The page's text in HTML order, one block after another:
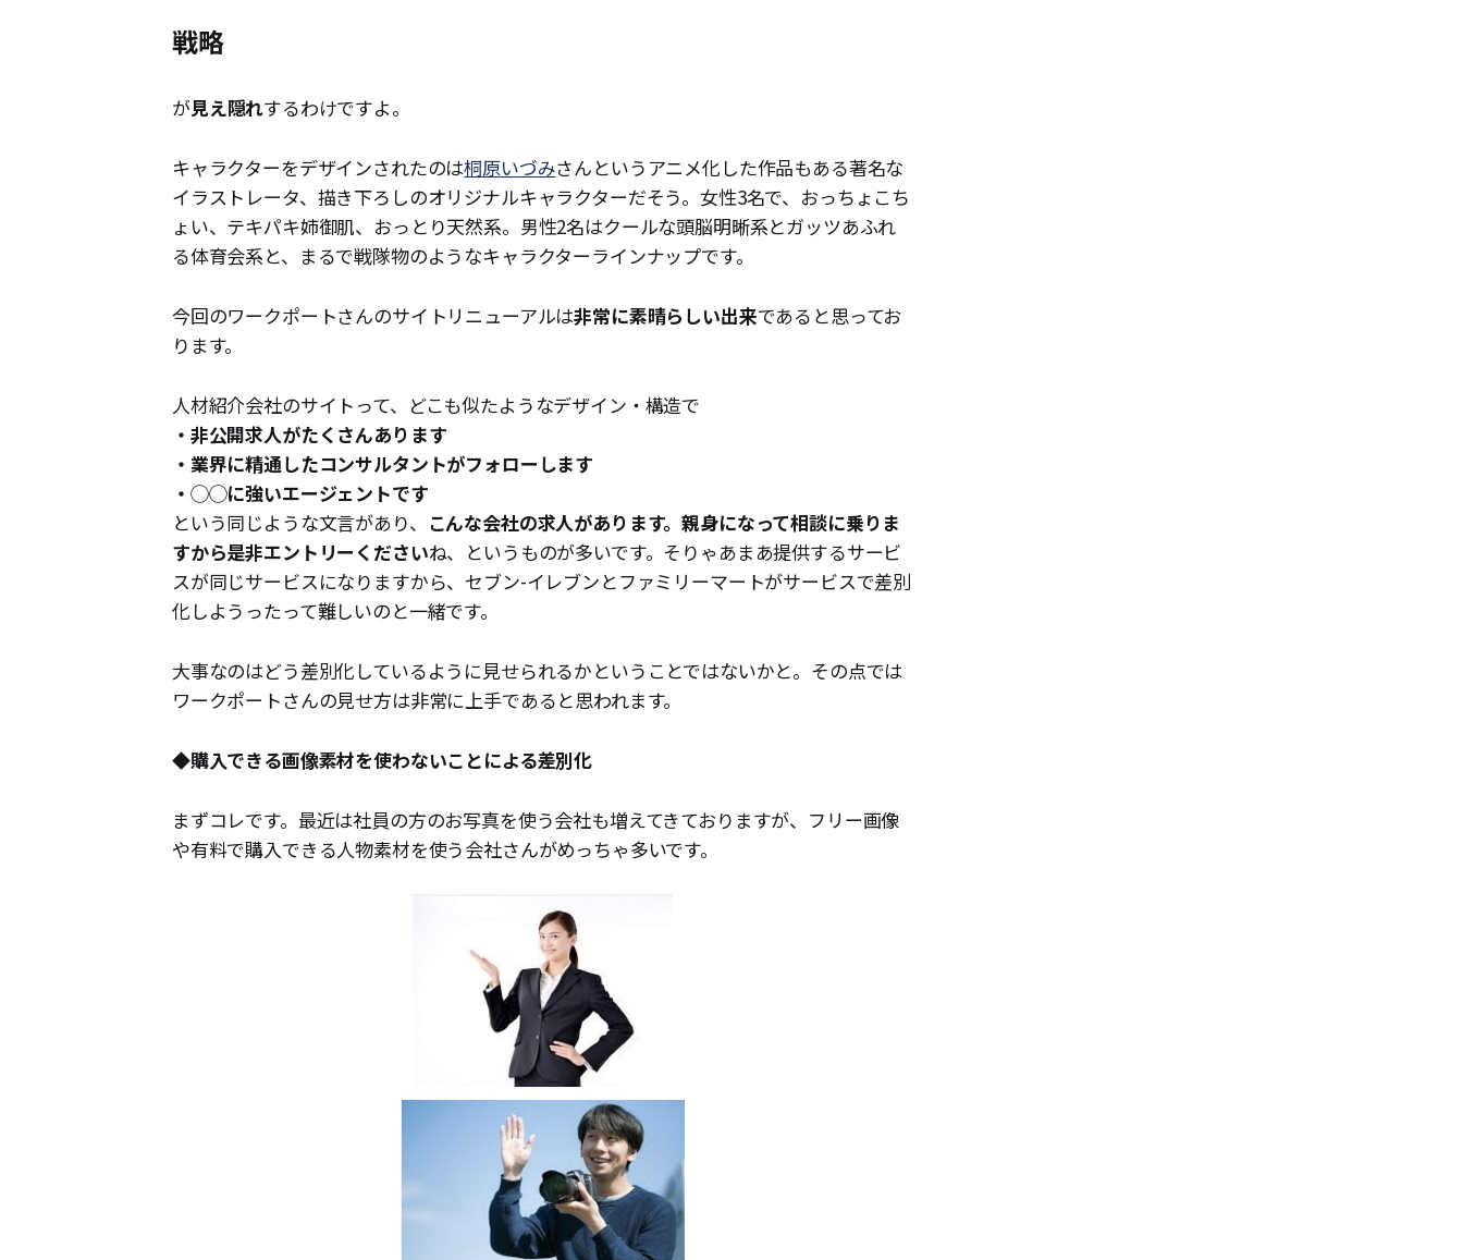
戦略
が見え隠れするわけですよ。
キャラクターをデザインされたのは桐原いづみさんというアニメ化した作品もある著名な
イラストレータ、描き下ろしのオリジナルキャラクターだそう。女性3名で、おっちょこち
ょい、テキパキ姉御肌、おっとり天然系。男性2名はクールな頭脳明晰系とガッツあふれ
る体育会系と、まるで戦隊物のようなキャラクターラインナップです。
今回のワークポートさんのサイトリニューアルは非常に素晴らしい出来であると思ってお
ります。
人材紹介会社のサイトって、どこも似たようなデザイン・構造で
・非公開求人がたくさんあります
・業界に精通したコンサルタントがフォローします
・◯◯に強いエージェントです
という同じような文言があり、 こんな会社の求人があります。親身になって相談に乗りま
すから是非エントリーくださいね、というものが多いです。そりゃあまあ提供するサービ
スが同じサービスになりますから、セブン-イレブンとファミリーマートがサービスで差別
化しようったって難しいのと一緒です。
大事なのはどう差別化しているように見せられるかということではないかと。その点では
ワークポートさんの見せ方は非常に上手であると思われます。
◆購入できる画像素材を使わないことによる差別化
まずコレです。最近は社員の方のお写真を使う会社も増えてきておりますが、フリー画像
や有料で購入できる人物素材を使う会社さんがめっちゃ多いです。